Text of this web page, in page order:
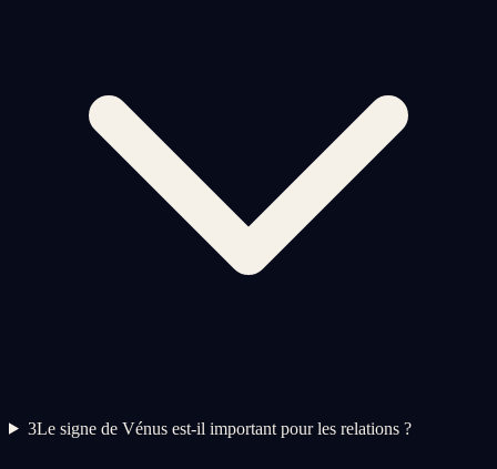
3Le signe de Vénus est-il important pour les relations ?